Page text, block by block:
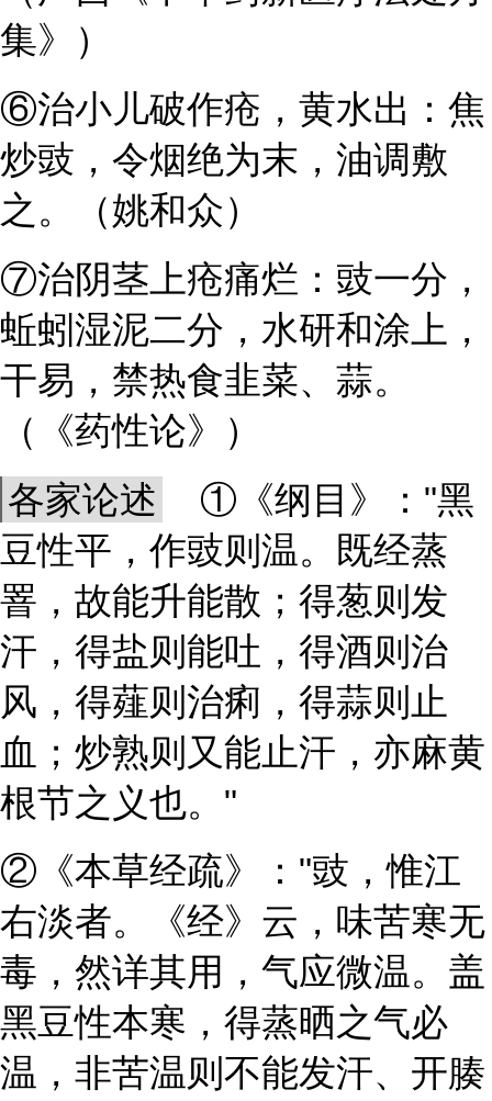
集》）
⑥治小儿破作疮，黄水出：焦
炒豉，令烟绝为末，油调敷
之。（姚和众）
⑦治阴茎上疮痛烂：豉一分，
蚯蚓湿泥二分，水研和涂上，
干易，禁热食韭菜、蒜。
（《药性论》）
各家论述
①《纲目》："黑
豆性平，作豉则温。既经蒸
罯，故能升能散；得葱则发
汗，得盐则能吐，得酒则治
风，得薤则治痢，得蒜则止
血；炒熟则又能止汗，亦麻黄
根节之义也。"
②《本草经疏》："豉，惟江
右淡者。《经》云，味苦寒无
毒，然详其用，气应微温。盖
黑豆性本寒，得蒸晒之气必
温，非苦温则不能发汗、开腠